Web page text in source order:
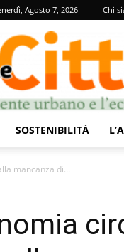
Agosto 7, 2026 Chi
SOSTENIBILITÀ
mancanza di...